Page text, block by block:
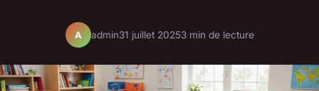
A admin31 juillet 20253 min de lecture